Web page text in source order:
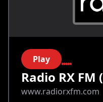
Play
Radio RX FM
www.radiorxfm.com